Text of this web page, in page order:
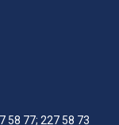
58 77; 227 58 73